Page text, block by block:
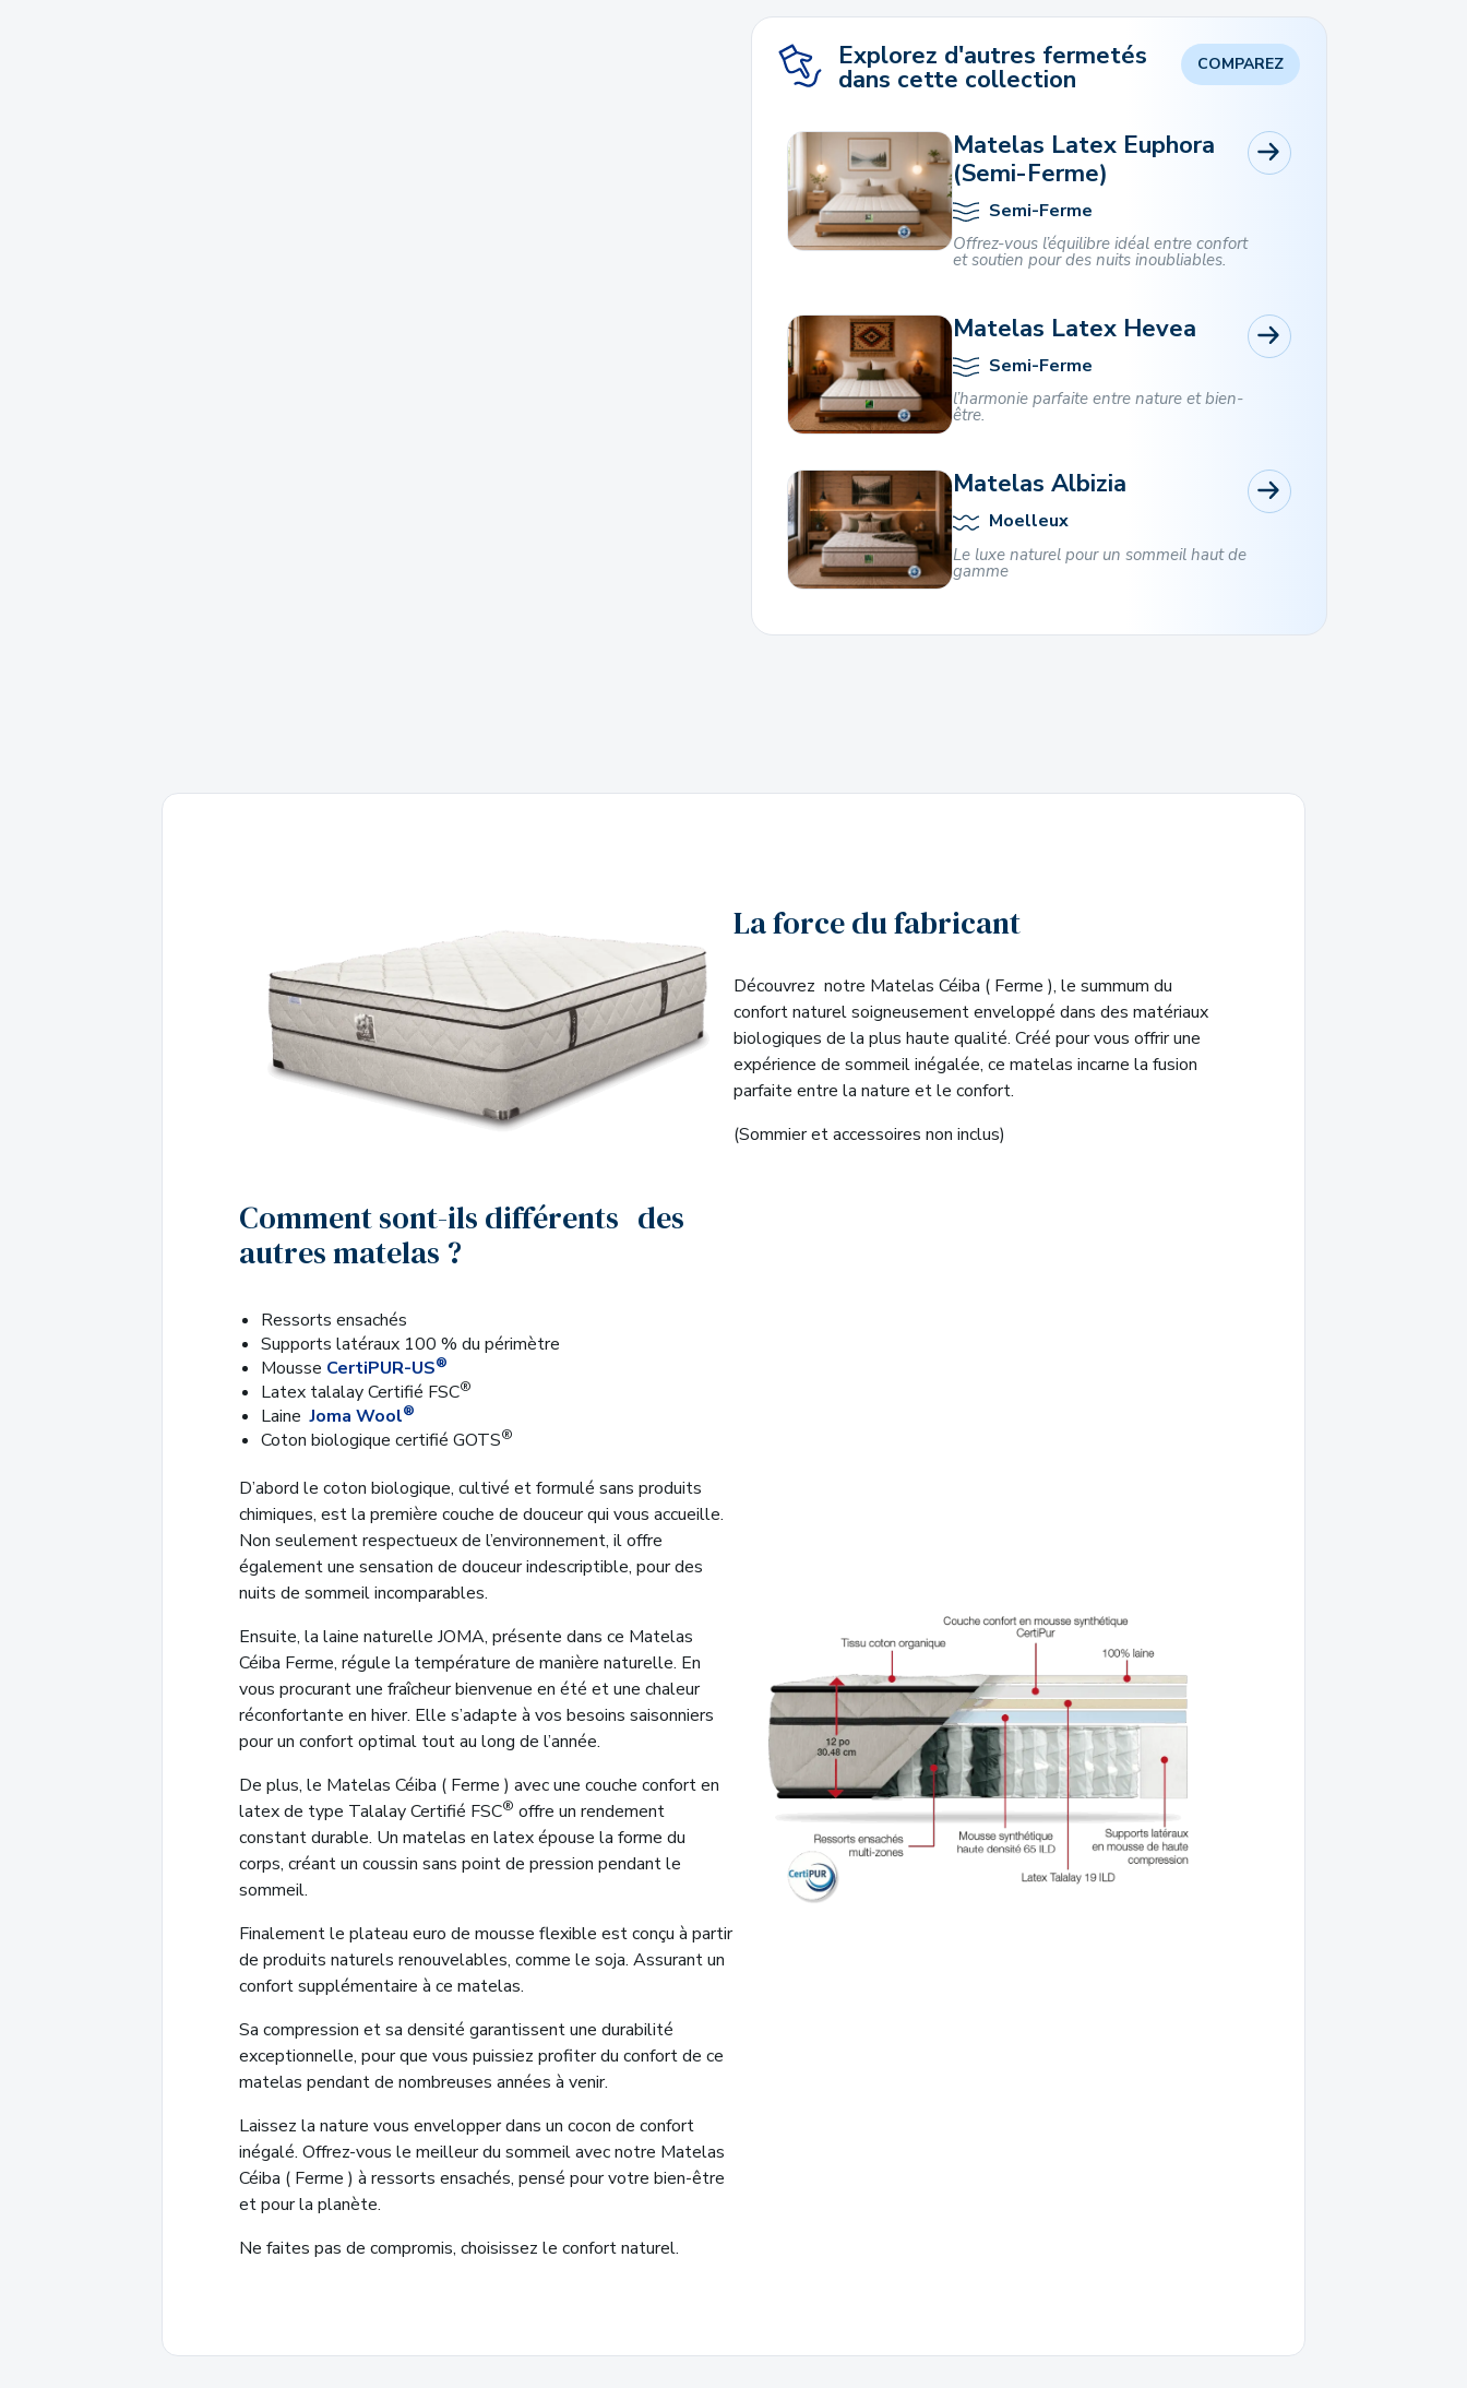
Explorez d'autres fermetés
dans cette collection COMPAREZ
Matelas Latex Euphora
(Semi-Ferme)
Semi-Ferme
Offrez-vous l’équilibre idéal entre confort
et soutien pour des nuits inoubliables.
Matelas Latex Hevea
Semi-Ferme
l’harmonie parfaite entre nature et bien-
être.
Matelas Albizia
Moelleux
Le luxe naturel pour un sommeil haut de
gamme
La force du fabricant
Découvrez notre Matelas Céiba ( Ferme ), le summum du
confort naturel soigneusement enveloppé dans des matériaux
biologiques de la plus haute qualité. Créé pour vous offrir une
expérience de sommeil inégalée, ce matelas incarne la fusion
parfaite entre la nature et le confort.
(Sommier et accessoires non inclus)
Comment sont-ils différents des
autres matelas ?
Ressorts ensachés
Supports latéraux 100 % du périmètre
Mousse CertiPUR-US®
Latex talalay Certifié FSC®
LaineJoma Wool®
Coton biologique certifié GOTS®
D’abord le coton biologique, cultivé et formulé sans produits
chimiques, est la première couche de douceur qui vous accueille.
Non seulement respectueux de l’environnement, il offre
également une sensation de douceur indescriptible, pour des
nuits de sommeil incomparables.
Ensuite, la laine naturelle JOMA, présente dans ce Matelas
Céiba Ferme, régule la température de manière naturelle. En
vous procurant une fraîcheur bienvenue en été et une chaleur
réconfortante en hiver. Elle s’adapte à vos besoins saisonniers
pour un confort optimal tout au long de l’année.
De plus, le Matelas Céiba ( Ferme ) avec une couche confort en
latex de type Talalay Certifié FSC® offre un rendement
constant durable. Un matelas en latex épouse la forme du
corps, créant un coussin sans point de pression pendant le
sommeil.
Finalement le plateau euro de mousse flexible est conçu à partir
de produits naturels renouvelables, comme le soja. Assurant un
confort supplémentaire à ce matelas.
Sa compression et sa densité garantissent une durabilité
exceptionnelle, pour que vous puissiez profiter du confort de ce
matelas pendant de nombreuses années à venir.
Laissez la nature vous envelopper dans un cocon de confort
inégalé. Offrez-vous le meilleur du sommeil avec notre Matelas
Céiba ( Ferme ) à ressorts ensachés, pensé pour votre bien-être
et pour la planète.
Ne faites pas de compromis, choisissez le confort naturel.